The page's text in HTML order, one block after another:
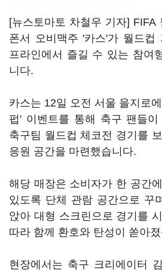
[뉴스토마토 차철우 기자] FIFA
폰서 오비맥주 '카스'가 월드컵
프라인에서 즐길 수 있는 참여
니다.
카스는 12일 오전 서울 을지로
펍' 이벤트를 통해 축구 팬들
축구팀 월드컵 체코전 경기를
응원 공간을 마련했습니다.
해당 매장은 소비자가 한 공간
있도록 단체 관람 공간으로 꾸
앉아 대형 스크린으로 경기를
따라 함께 환호와 탄성이 쏟아
현장에서는 축구 크리에이터